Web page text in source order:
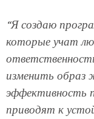
“Я создаю
которые учат
изменить образ
эффективность
приводят к